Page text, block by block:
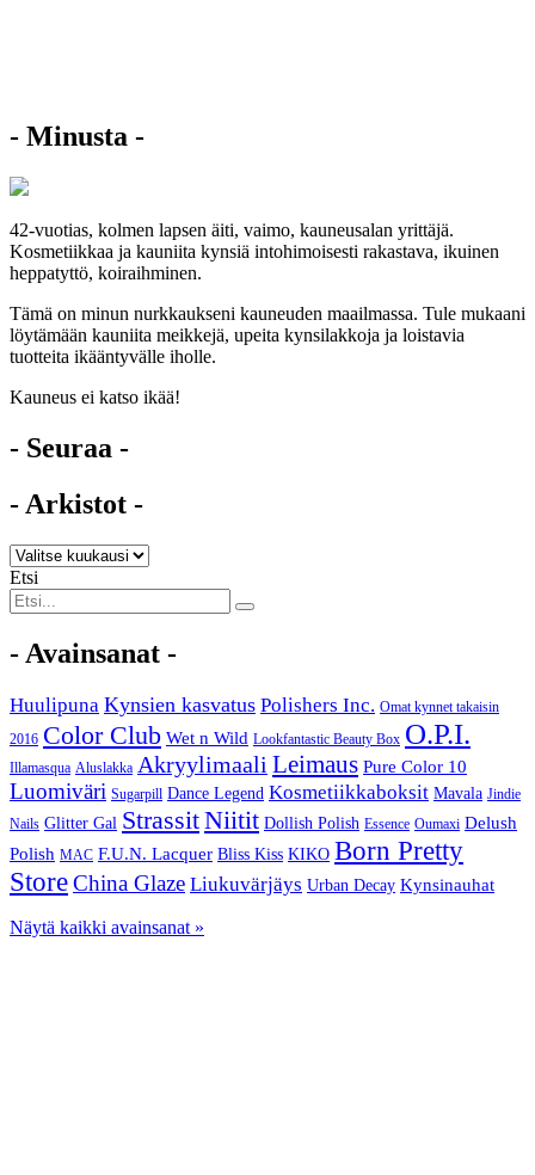
- Minusta -
42-vuotias, kolmen lapsen äiti, vaimo, kauneusalan yrittäjä.
Kosmetiikkaa ja kauniita kynsiä intohimoisesti rakastava, ikuinen
heppatyttö, koiraihminen.
Tämä on minun nurkkaukseni kauneuden maailmassa. Tule mukaani
löytämään kauniita meikkejä, upeita kynsilakkoja ja loistavia
tuotteita ikääntyvälle iholle.
Kauneus ei katso ikää!
- Seuraa -
- Arkistot -
Etsi
- Avainsanat -
Huulipuna Kynsien kasvatus Polishers Inc. Omat kynnet takaisin
2016 Color Club Wet n Wild Lookfantastic Beauty Box O.P.I.
Illamasqua Aluslakka Akryylimaali Leimaus Pure Color 10
Luomiväri Sugarpill Dance Legend Kosmetiikkaboksit Mavala Jindie
Nails Glitter Gal StrassitNiitit Dollish Polish Essence Oumaxi Delush
Polish MAC F.U.N. Lacquer Bliss Kiss KIKO Born Pretty
StoreChina Glaze Liukuvärjäys Urban Decay Kynsinauhat
Näytä kaikki avainsanat »